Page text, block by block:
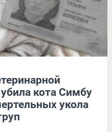
кота Симбу
укола